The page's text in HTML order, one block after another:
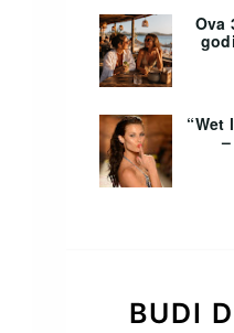
Ova
“Wet
BUDI